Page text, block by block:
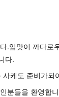
.입맛이 까다로
다.
케도 준비가되
분들을 환영합